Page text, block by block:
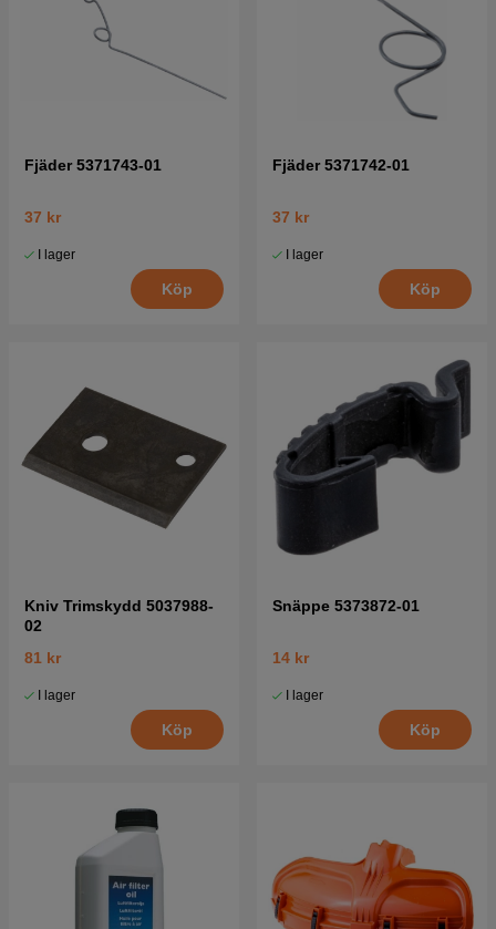
Fjäder 5371743-01
37 kr
I lager
Köp
Fjäder 5371742-01
37 kr
I lager
Köp
Kniv Trimskydd 5037988-
02
81 kr
I lager
Köp
Snäppe 5373872-01
14 kr
I lager
Köp